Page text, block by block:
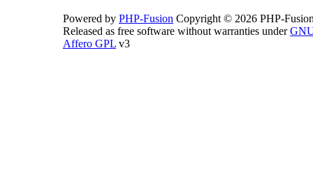
Powered by PHP-Fusion Copyright © 2026 PHP-
Released as free software without warranties under
Affero GPL v3